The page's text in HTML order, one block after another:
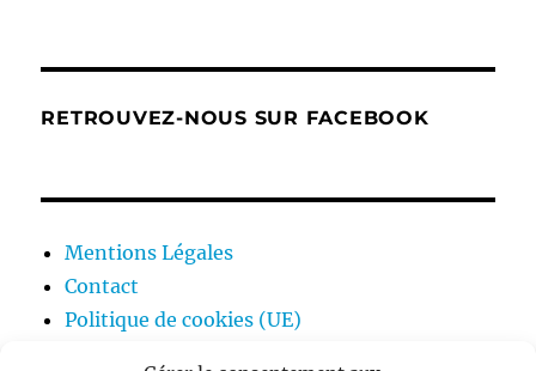
RETROUVEZ-NOUS SUR FACEBOOK
Mentions Légales
Contact
Politique de cookies (UE)